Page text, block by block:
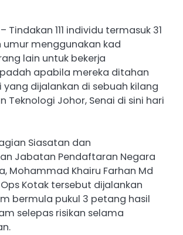
– Tindakan 111 individu termasuk 31
menggunakan kad
lain untuk bekerja
apabila mereka ditahan
dijalankan di sebuah kilang
Teknologi Johor, Senai di sini hari
Siasatan dan
Jabatan Pendaftaran Negara
Mohammad Khairu Farhan Md
Kotak tersebut dijalankan
bermula pukul 3 petang hasil
selepas risikan selama